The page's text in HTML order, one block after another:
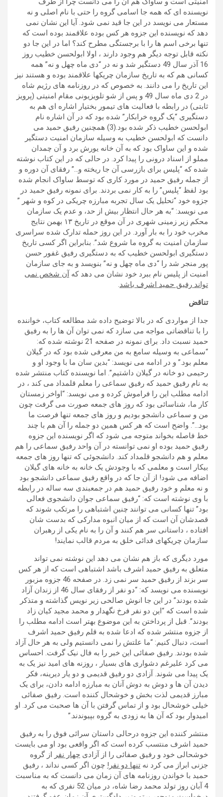
نویسنده ای که همه جا اسامی گروه را حتی با نام اصلی و نه
مستعار می نویسد در این جا قید نمی شود. آیا این نشان نمی
دهد که نویسنده این جزوه هر کس بوده علاقمند بوده است که
تنها برخی اسم ها را با برجستگی مطرح کند؟ اما در این جا دو
نکته قابل توجه دیگر هم وجود دارند ، اولا ابولحسن خطیب روز
16 آذر سال 49 دستگیر شد و نه در “دی ماه چهل و نه” همه
کسانی هم که به تاریخ سازمان چریکها علاقمند بوده و هستند نیز
این تاریخ را می دانند. به خصوص که در روزنامه های رژیم شاه
در 2 دی ماه سال 49 و پس از شو تلویزیونی مقام امنیتی (پرویز
ثابتی) در رابطه با فعالیت های تیمور بختیار اشاره ای هم به
دستگیری “یک گروه خرابکار” شده بود که در آن اشاره نام
ابولحسن خطیب ذکر شده بود.(3) همچنین رفیق حمید می
دانست که ابولحسن خطیب به وسیله سازمان امنیت دستگیر
شده و این ساواک بود که به آن خانه یورش برد و آن چمدان
مملو از اسناد درونی را پیدا کرد. در حالی که در این کتاب نوشته
شده که “پلیس برای بازرسی آن جا ریخته و…” رفقای آن دوره و
از جمله رفیق حمید در مورد کاری که توسط ساواک انجام شده
بود لفظ “پلیس” را به کار نمی بردند. برای نمونه رفیق حمید در
جزوه خود “تحلیل یک سال تجربه مبارزه چریکی در کوه و شهر ”
می نویسد: “به هر حال انتظار بیش از حد، و عدم یک سازمان
محکم زیر زمینی شهری در آن موقع در تاریخ ۱۳ بهمن نتایج
مخرب خود را به بار آورد. در این روز حمله تدارک شده سراسری
سازمان امنیت به گروه ما شروع شد”. بنابراین اگر کسی تاریخ
دستگیری ابولحسن خطیب که به دستگیری رفیق غفور حسن
پور منجر شد را “دی ماه چهل و نه” بنویسد و به جای سازمان
امنیت از پلیس نام ببرد خود نشان می دهد که آن شخص نمی
تواند رفیق حمید اشرف باشد.
تناقض
جدا از مواردی که در بالا توضیح داده شد مطالعه کتاب، خواننده
را با تناقضاتی مواجه می سازد که نمی توان آن ها را به رفیق
حمید نسبت داد. برای نمونه در صفحه 21 نوشته شده که:
“سماعی به وسیله سامع به من معرفی شده بود که در گیلان
معلم بود.” و در ادامه می نویسد: “بدین سان ما با وجود او و
رحیمی دو خانه در گیلان داشتیم”. اما نویسنده کتاب منتشر شده
به نام رفیق حمید که رفیق سماعی را معلم قلمداد می کند ، در
ادامه مطلب این را فراموش کرده و می نویسد: “اواخر زمستان
کار ما، شناسائی بود که روز های جمعه صورت می گرفت چون
من و سماعی دانشجو بودیم و روز های جمعه تنها فرصت ما
بود…”. واضح است که هر کس همین دو جمله را آن هم با چند
خط فاصله بخواند متوجه می شود که اگر نویسنده این جزوه
رفیق حمید بوده او نمی توانسته در آن واحد رفیق سماعی را هم
معلم و هم دانشجو قلمداد کند. دانشجوئی که تنها روز های جمعه
بیکار است و معلمی که با وجودش یک خانه به خانه های گیلان
اضافه می شود! از آن جا که در واقع رفیق سماعی دانشجو بود
و نه معلم و خود رفیق حمید هم در جمعبندی سه ساله در رابطه
با وی نوشته است که: “رفیق سماعی جوان دانشجوی فعالی
بود” تنها کسانی می توانند چنین اشتباهی را مرتکب شوند که
قصدشان آن است که از میان انبوه مدارکی که بدست شان
افتاده ، داستانی سر هم کنند و آن را به نام یکی از رهبران
سازمان چریکهای فدائی خلق به مردم قالب نمایند!
مورد دیگری که باز هم نشان می دهد این نوشته نمی تواند
متعلق به رفیق حمید اشرف باشد اشتباهی است که از هر کس
سر بزند از رفیق حمید سر نمی زد. در صفحه 46 جزوه مزبور
نویسنده می نویسد که: “دو نفر از رفقای سال 46 از زندان آزاد
شده بودند” در این جا انوش صالحی زیر نویس گذاشته و متذکر
شده است که “این دو نفر فرخ نگهدار و محمد مجید کیان زاد
بودند”. قبل از پرداختن به این موضوع بهتر است ادامه مطلب را
از جزوه منتشر شده که ادعا شده به قلم رفیق حمید اشرف
است، دنبال کنیم: “ما علتش را نمی دانستیم ولی به هر حال آزاد
شده بودند. رفیق صفائی این خبر را به فال نیک گرفت. احساس
می کرد علیرغم دشواری های بسیار ، روزنه های امید نیز یک به
یک پیدا می شوند. آزادی دو رفیق قدیمی و دو یار دیرینه، فکر
دیدن آن ها و دوش به دوش آنان به مبارزه ادامه دادن، برای یک
مبارز قدیمی لذت بخش و خوشحال کننده است. رفیق صفائی
خیلی خوشحال بود و از تماس گرفتن با آن ها صحبت می کرد. او
امیدوار بود که آن ها به زودی به گروه بپیوندند.”
منتشر کننده این جزوه درحالی داستان سرائی فوق را به رفیق
حمید اشرف منتسب کرده است که اگر واقعی بود او می بایست
خوشحالی خود و رفیق صفائی را از آزادی چهار نفر از گروه
جزنی ابراز می کرد نه تنها دو نفر! چون اگر کسی نداند ، رفیق
حمید با خواندن روزنامه های آن زمان می دانست که به مناسبت
4 آبان روز تولد محمد رضا شاه، در میان 52 نفری که به